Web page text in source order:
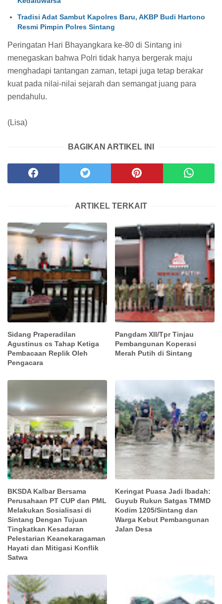
Tradisi Adat Sambut Kapolres Baru, AKBP Budi Hartono
Resmi Pimpin Polres Sintang
Peringatan Hari Bhayangkara ke-80 di Sintang ini
menegaskan bahwa Polri tidak hanya bergerak maju
menghadapi tantangan zaman, tetapi juga tetap berakar
kuat pada nilai-nilai sejarah dan semangat juang para
pendahulu.
(Lisa)
BAGIKAN ARTIKEL INI
ARTIKEL TERKAIT
Sidang Praperadilan
Agustinus cs Tahap Ketiga
Pembacaan Replik Oleh
Pengacara
Pangdam XII/Tpr Tinjau
Pembangunan Koperasi
Merah Putih di Sintang
BKSDA Kalbar Bersama
Perusahaan PT CUP dan PML
Melakukan Sosialisasi di
Sintang Dengan Tujuan
Tingkatkan Kesadaran
Pelestarian Keanekaragaman
Hayati dan Mitigasi Konflik
Satwa
Keringat Puasa Jadi Ibadah:
Guyub Rukun Satgas TMMD
Kodim 1205/Sintang dan
Warga Kebut Pembangunan
Jalan Desa